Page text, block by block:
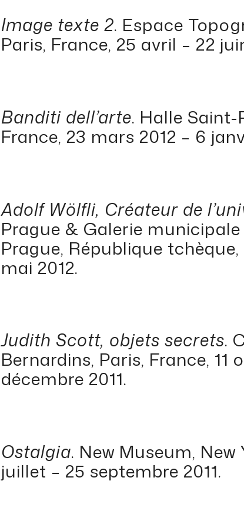
Image texte 2. Espace
Paris, France, 25 avril – 22
Banditi dell’arte. Halle Saint-
France, 23 mars 2012 – 6
Adolf Wölfli, Créateur de
Prague & Galerie
Prague, République
mai 2012.
Judith Scott, objets secrets.
Bernardins, Paris, France, 11
décembre 2011.
Ostalgia. New Museum, New
juillet – 25 septembre 2011.